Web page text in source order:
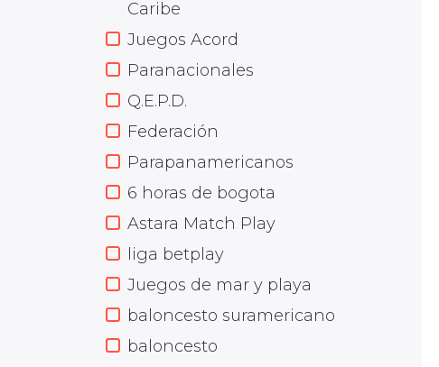
Caribe
Juegos Acord
Paranacionales
Q.E.P.D.
Federación
Parapanamericanos
6 horas de bogota
Astara Match Play
liga betplay
Juegos de mar y playa
baloncesto suramericano
baloncesto